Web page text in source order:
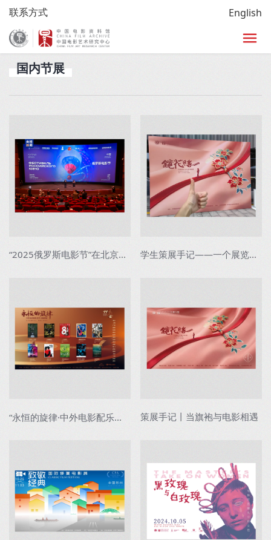
联系方式 English
首页 >放映>电影节展
国内节展
“2025俄罗斯电影节”在北京开幕 学生策展手记——一个展览的诞生
“永恒的旋律·中外电影配乐名片主题影展”... 策展手记丨当旗袍与电影相遇